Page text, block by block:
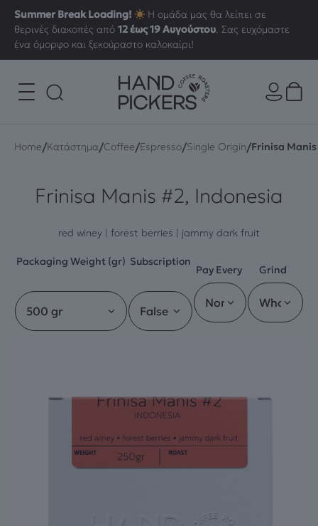
Summer Break Loading!
Η ομάδα μας θα λείπει σε
θερινές διακοπές από12 έως 19 Αυγούστου. Σας ευχόμαστε
ένα όμορφο και ξεκούραστο καλοκαίρι!
Home/Κατάστημα/Coffee/Espresso/Single Origin/Frinisa
Frinisa Manis #2, Indonesia
red winey | forest berries | jammy dark fruit
Packaging Weight (gr) Subscription
Pay Every Grind